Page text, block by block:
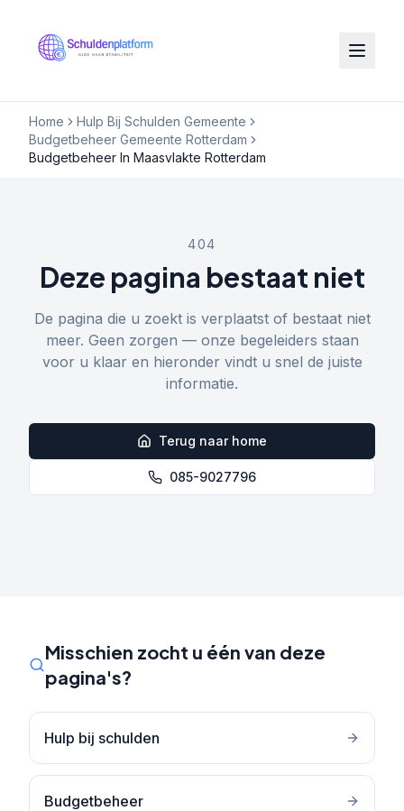
Home
Hulp Bij Schulden Gemeente
Budgetbeheer Gemeente Rotterdam
Budgetbeheer In Maasvlakte Rotterdam
404
Deze pagina bestaat niet
De pagina die u zoekt is verplaatst of bestaat niet
meer. Geen zorgen — onze begeleiders staan
voor u klaar en hieronder vindt u snel de juiste
informatie.
Terug naar home
085-9027796
Misschien zocht u één van deze
pagina's?
Hulp bij schulden
Budgetbeheer